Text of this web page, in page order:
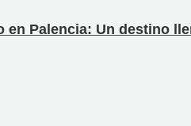
en Palencia: Un destino